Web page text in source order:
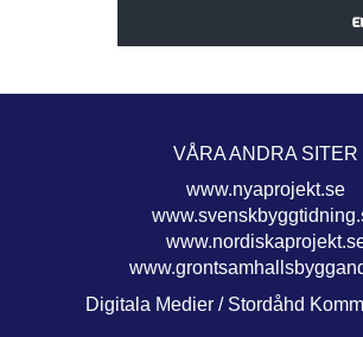
VÅRA ANDRA SITER
www.nyaprojekt.se
Digitala Medier / Stordåhd